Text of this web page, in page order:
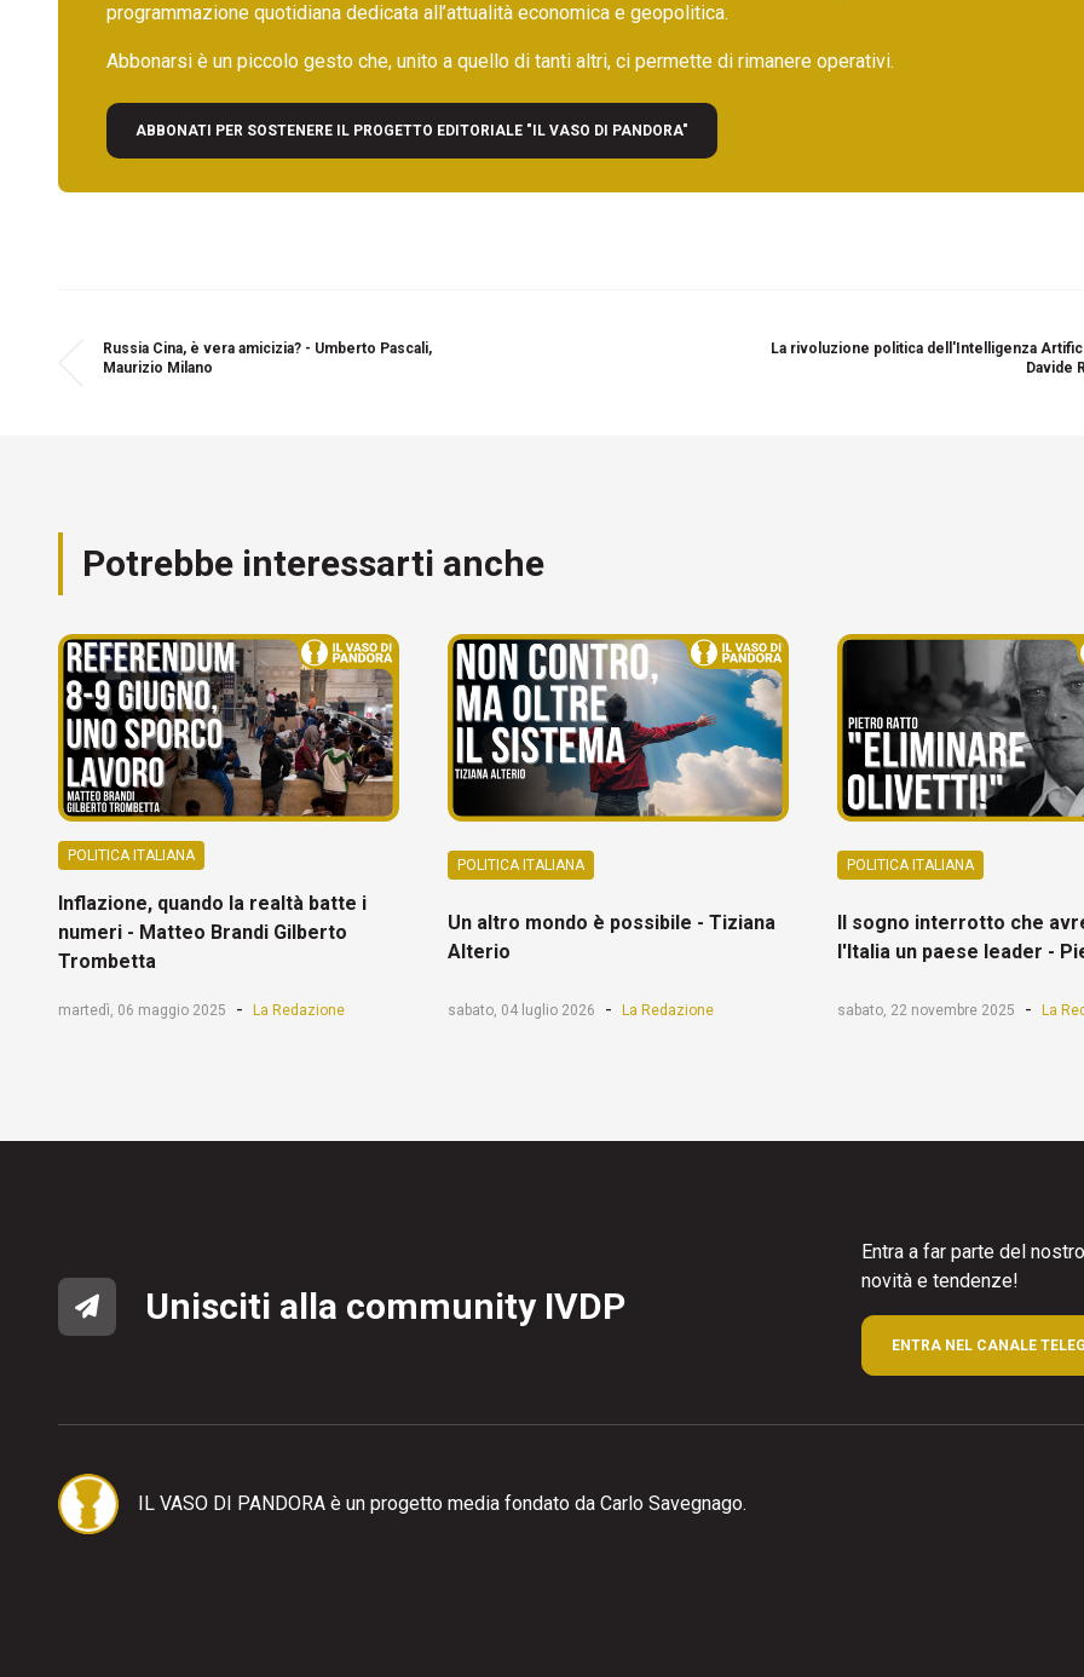
programmazione quotidiana dedicata all’attualità economica e geopolitica.
Abbonarsi è un piccolo gesto che, unito a quello di tanti altri, ci permette di rimanere operativi.
ABBONATI PER SOSTENERE IL PROGETTO EDITORIALE "IL VASO DI PANDORA"
Russia Cina, è vera amicizia? - Umberto Pascali,
Maurizio Milano
La rivoluzione politica dell'Intelligenza
Davide
Potrebbe interessarti anche
POLITICA ITALIANA
Inflazione, quando la realtà batte i
numeri - Matteo Brandi Gilberto
Trombetta
martedì, 06 maggio 2025 - La Redazione
POLITICA ITALIANA
Un altro mondo è possibile - Tiziana
Alterio
sabato, 04 luglio 2026 - La Redazione
POLITICA ITALIANA
Il sogno interrotto che
l'Italia un paese leader -
sabato, 22 novembre 2025 - La
Unisciti alla community IVDP
Entra a far parte del
novità e tendenze!
ENTRA NEL CANALE
IL VASO DI PANDORA è un progetto media fondato da Carlo Savegnago.